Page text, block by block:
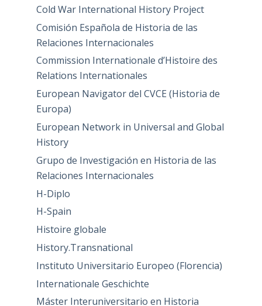
Cold War International History Project
Comisión Española de Historia de las
Relaciones Internacionales
Commission Internationale d’Histoire des
Relations Internationales
European Navigator del CVCE (Historia de
Europa)
European Network in Universal and Global
History
Grupo de Investigación en Historia de las
Relaciones Internacionales
H-Diplo
H-Spain
Histoire globale
History.Transnational
Instituto Universitario Europeo (Florencia)
Internationale Geschichte
Máster Interuniversitario en Historia